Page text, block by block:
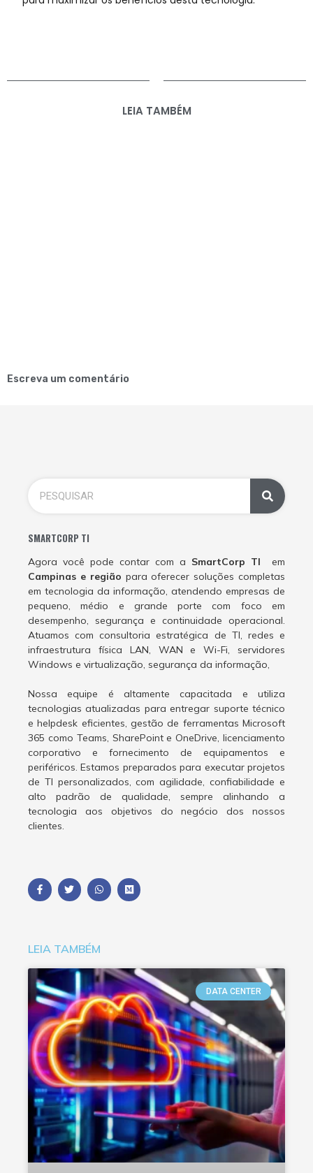
LEIA TAMBÉM
Escreva um comentário
SMARTCORP TI
Agora você pode contar com a SmartCorp TI em
Campinas e região para oferecer soluções completas
em tecnologia da informação, atendendo empresas de
pequeno, médio e grande porte com foco em
desempenho, segurança e continuidade operacional.
Atuamos com consultoria estratégica de TI, redes e
infraestrutura física LAN, WAN e Wi-Fi, servidores
Windows e virtualização, segurança da informação,
Nossa equipe é altamente capacitada e utiliza
tecnologias atualizadas para entregar suporte técnico
e helpdesk eficientes, gestão de ferramentas Microsoft
365 como Teams, SharePoint e OneDrive, licenciamento
corporativo e fornecimento de equipamentos e
periféricos. Estamos preparados para executar projetos
de TI personalizados, com agilidade, confiabilidade e
alto padrão de qualidade, sempre alinhando a
tecnologia aos objetivos do negócio dos nossos
clientes.
LEIA TAMBÉM
DATA CENTER